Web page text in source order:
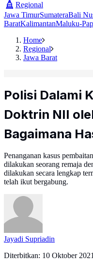
Regional
Jawa TimurSumateraBali
BaratKalimantanMaluku-
Home
Regional
Jawa Barat
Polisi Dalami
Doktrin NII
Bagaimana
Penanganan kasus
dilakukan seorang remaja
dilakukan secara lengkap
telah ikut bergabung.
Jayadi Supriadin
Diterbitkan: 10 Oktober